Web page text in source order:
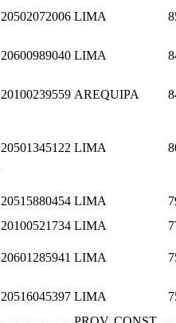
20502072006 LIMA
20600989040 LIMA
20100239559 AREQUIPA
20501345122 LIMA
20515880454 LIMA
20100521734 LIMA
20601285941 LIMA
20516045397 LIMA